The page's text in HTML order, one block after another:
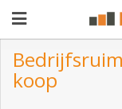
Pand
koop